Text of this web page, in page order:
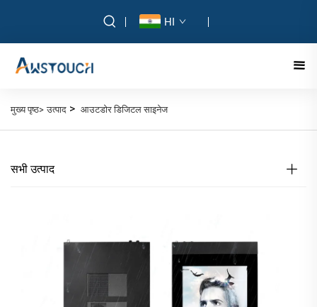
HI
मुख्य पृष्ठ> उत्पाद > आउटडोर डिजिटल साइनेज
सभी उत्पाद